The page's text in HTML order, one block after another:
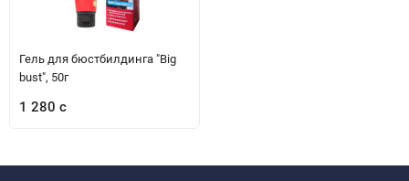
Гель для бюстбилдинга "Big
bust", 50г
1 280 с